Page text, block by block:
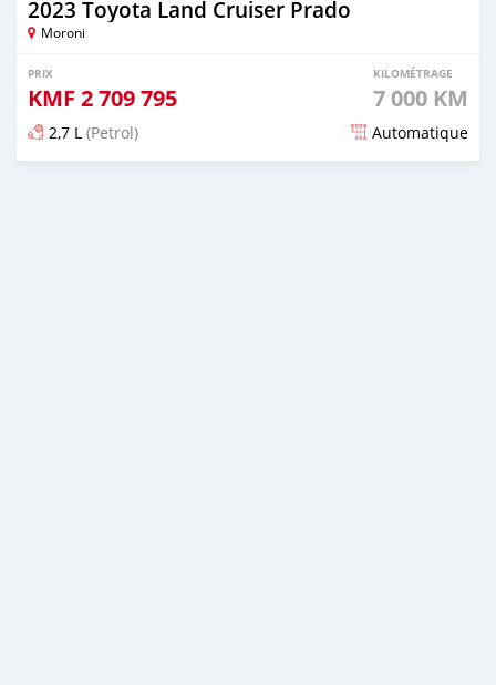
2023 Toyota Land Cruiser Prado
Moroni
PRIX
KMF 2 709 795
KILOMÉTRAGE
7 000 KM
2,7 L (Petrol) Automatique